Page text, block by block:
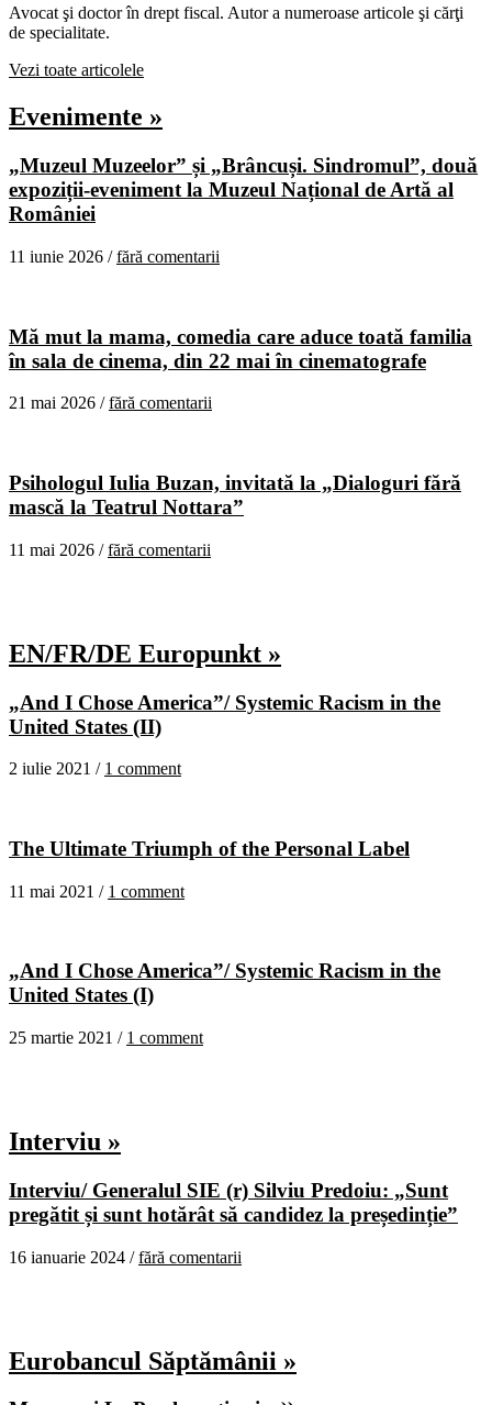
Avocat şi doctor în drept fiscal. Autor a numeroase articole şi cărţi
de specialitate.
Vezi toate articolele
Evenimente »
„Muzeul Muzeelor” și „Brâncuși. Sindromul”, două
expoziții-eveniment la Muzeul Național de Artă al
României
11 iunie 2026 /fără comentarii
Mă mut la mama, comedia care aduce toată familia
în sala de cinema, din 22 mai în cinematografe
21 mai 2026 /fără comentarii
Psihologul Iulia Buzan, invitată la „Dialoguri fără
mască la Teatrul Nottara”
11 mai 2026 /fără comentarii
EN/FR/DE Europunkt »
„And I Chose America”/ Systemic Racism in the
United States (II)
2 iulie 2021 / 1 comment
The Ultimate Triumph of the Personal Label
11 mai 2021 / 1 comment
„And I Chose America”/ Systemic Racism in the
United States (I)
25 martie 2021 / 1 comment
Interviu »
Interviu/ Generalul SIE (r) Silviu Predoiu: „Sunt
pregătit și sunt hotărât să candidez la președinție”
16 ianuarie 2024 /fără comentarii
Eurobancul Săptămânii »